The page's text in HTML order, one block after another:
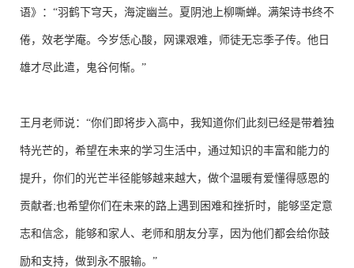
语》：“羽鹤下穹天，海淀幽兰。夏阴池上柳嘶蝉。满架诗书终不
倦，效老学庵。今岁恁心酸，网课艰难，师徒无忘季子传。他日
雄才尽此遣，鬼谷何惭。”
王月老师说：“你们即将步入高中，我知道你们此刻已经是带着独
特光芒的，希望在未来的学习生活中，通过知识的丰富和能力的
提升，你们的光芒半径能够越来越大，做个温暖有爱懂得感恩的
贡献者;也希望你们在未来的路上遇到困难和挫折时，能够坚定意
志和信念，能够和家人、老师和朋友分享，因为他们都会给你鼓
励和支持，做到永不服输。”